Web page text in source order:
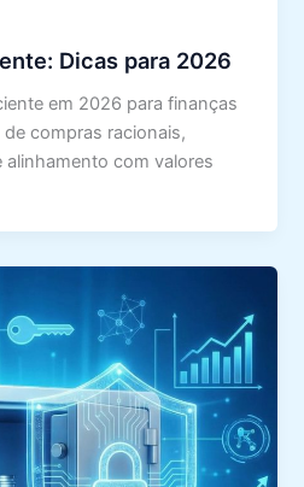
Dicas para 2026
em 2026 para finanças
compras racionais,
com valores